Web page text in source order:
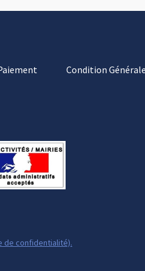
Condition
de confidentialité).